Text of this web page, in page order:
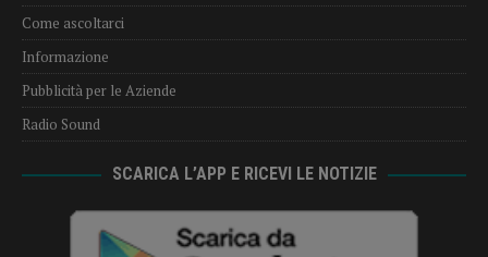
Come ascoltarci
Informazione
Pubblicità per le Aziende
Radio Sound
SCARICA L’APP E RICEVI LE NOTIZIE